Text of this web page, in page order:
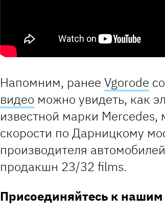
Напомним, ранее Vgorode
видео можно увидеть, как
известной марки Mercedes,
скорости по Дарницкому
производителя
продакшн 23/32 films.
Присоединяйтесь к